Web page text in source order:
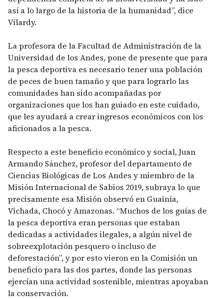
así a lo largo de la historia de la humanidad”, dice
Vilardy.
La profesora de la Facultad de Administración de la
Universidad de los Andes, pone de presente que para
la pesca deportiva es necesario tener una población
de peces de buen tamaño y que para lograrlo las
comunidades han sido acompañadas por
organizaciones que los han guiado en este cuidado,
que les ayudará a crear ingresos económicos con los
aficionados a la pesca.
Respecto a este beneficio económico y social, Juan
Armando Sánchez, profesor del departamento de
Ciencias Biológicas de Los Andes y miembro de la
Misión Internacional de Sabios 2019, subraya lo que
precisamente esa Misión observó en Guainía,
Vichada, Chocó y Amazonas. “Muchos de los guías de
la pesca deportiva eran personas que estaban
dedicadas a actividades ilegales, a algún nivel de
sobreexplotación pesquero o incluso de
deforestación”, y por esto vieron en la Comisión un
beneficio para las dos partes, donde las personas
ejercían una actividad sostenible, mientras apoyaban
la conservación.